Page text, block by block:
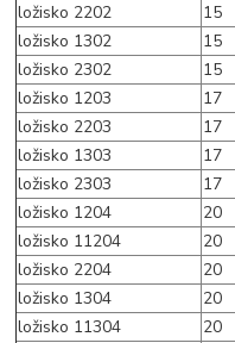
ložisko 2202
15
ložisko 1302
15
ložisko 2302
15
ložisko 1203
17
ložisko 2203
17
ložisko 1303
17
ložisko 2303
17
ložisko 1204
20
ložisko 11204
20
ložisko 2204
20
ložisko 1304
20
ložisko 11304
20